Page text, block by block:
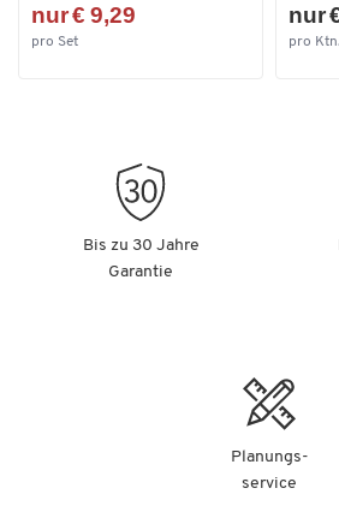
nur € 9,29
pro Set
nur
pro Ktn.
Bis zu 30 Jahre
Garantie
Planungs-
service